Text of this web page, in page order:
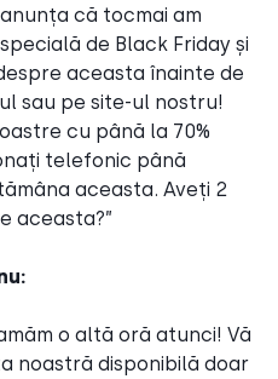
că tocmai am
de Black Friday și
aceasta înainte de
sau pe site-ul nostru!
cu până la 70%
telefonic până
aceasta. Aveți 2
aceasta?”
o altă oră atunci! Vă
noastră disponibilă doar